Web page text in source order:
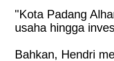
"Kota Padang
usaha hingga
Bahkan, Hendri